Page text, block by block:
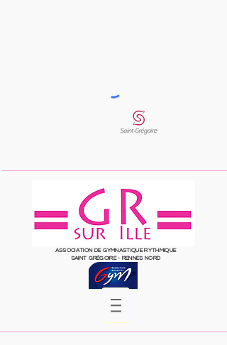
ASSOCIATION DE GYMNASTIQUE RYTHMIQUE
SAINT GRÉGOIRE- RENNES NORD